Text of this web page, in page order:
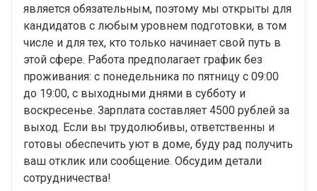
является обязательным, поэтому мы открыты для
кандидатов с любым уровнем подготовки, в том
числе и для тех, кто только начинает свой путь в
этой сфере. Работа предполагает график без
проживания: с понедельника по пятницу с 09:00
до 19:00, с выходными днями в субботу и
воскресенье. Зарплата составляет 4500 рублей за
выход. Если вы трудолюбивы, ответственны и
готовы обеспечить уют в доме, буду рад получить
ваш отклик или сообщение. Обсудим детали
сотрудничества!